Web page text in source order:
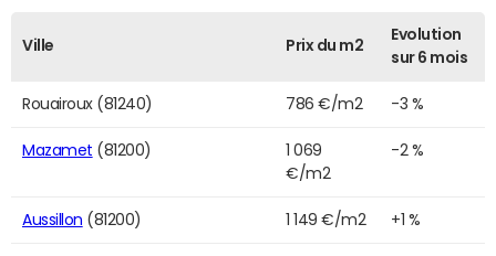
Ville Prix du m2
Evolution
sur 6 mois
Rouairoux (81240) 786 €/m2 -3 %
Mazamet (81200)
1 069
€/m2
-2 %
Aussillon (81200) 1 149 €/m2 +1 %